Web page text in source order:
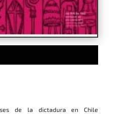
de la dictadura en Chile